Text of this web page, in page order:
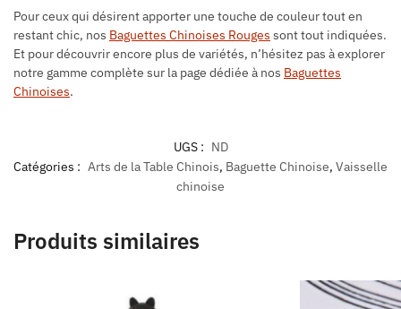
Pour ceux qui désirent apporter une touche de couleur tout en
restant chic, nos Baguettes Chinoises Rouges sont tout indiquées.
Et pour découvrir encore plus de variétés, n’hésitez pas à explorer
notre gamme complète sur la page dédiée à nos Baguettes
Chinoises.
UGS : ND
Catégories : Arts de la Table Chinois, Baguette Chinoise, Vaisselle
chinoise
Produits similaires